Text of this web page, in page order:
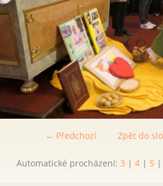
← Předchozí Zpět do
Automatické procházení: 3 | 4 | 5 |